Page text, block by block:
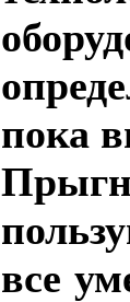
пока
все